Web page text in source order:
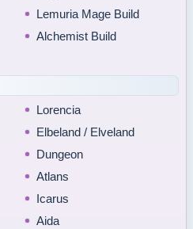
Lemuria Mage Build
Alchemist Build
Lorencia
Elbeland / Elveland
Dungeon
Atlans
Icarus
Aida